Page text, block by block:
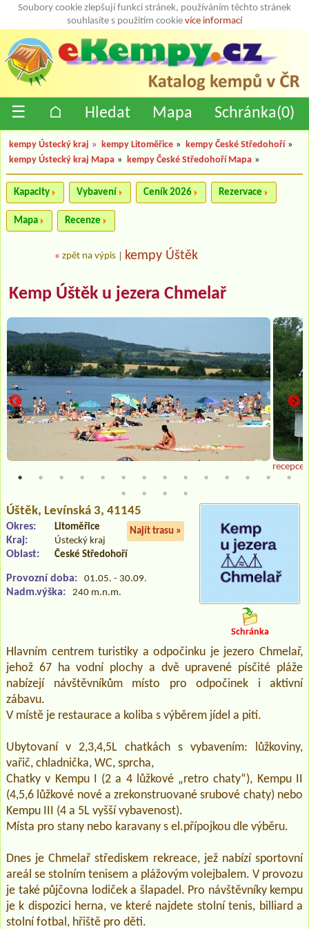
Soubory cookie zlepšují funkci stránek, používáním těchto stránek
souhlasíte s použitím cookie více informací
☰ ⌂ Hledat Mapa Schránka(0)
kempy Ústecký kraj » kempy Litoměřice » kempy České Středohoří »
kempy Ústecký kraj Mapa » kempy České Středohoří Mapa »
Kapacity Vybavení Ceník 2026 Rezervace
Mapa Recenze
« zpět na výpis kempy Úštěk
Kemp Úštěk u jezera Chmelař
recepce
Úštěk, Levínská 3, 41145
Najít trasu »
Okres: Litoměřice
Kraj: Ústecký kraj
Oblast: České Středohoří
Provozní doba: 01.05. - 30.09.
Nadm.výška: 240 m.n.m.
Schránka
Hlavním centrem turistiky a odpočinku je jezero Chmelař,
jehož 67 ha vodní plochy a dvě upravené písčité pláže
nabízejí návštěvníkům místo pro odpočinek i aktivní
zábavu.
V místě je restaurace a koliba s výběrem jídel a pití.
Ubytovaní v 2,3,4,5L chatkách s vybavením: lůžkoviny,
vařič, chladnička, WC, sprcha,
Chatky v Kempu I (2 a 4 lůžkové „retro chaty“), Kempu II
(4,5,6 lůžkové nové a zrekonstruované srubové chaty) nebo
Kempu III (4 a 5L vyšší vybavenost).
Místa pro stany nebo karavany s el.přípojkou dle výběru.
Dnes je Chmelař střediskem rekreace, jež nabízí sportovní
areál se stolním tenisem a plážovým volejbalem. V provozu
je také půjčovna lodiček a šlapadel. Pro návštěvníky kempu
je k dispozici herna, ve které najdete stolní tenis, billiard a
stolní fotbal, hřiště pro děti.